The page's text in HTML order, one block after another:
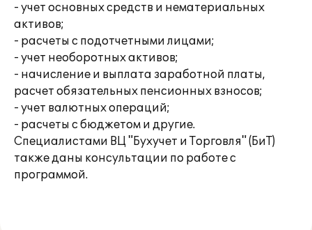
- учет основных средств и нематериальных
активов;
- расчеты с подотчетными лицами;
- учет необоротных активов;
- начисление и выплата заработной платы,
расчет обязательных пенсионных взносов;
- учет валютных операций;
- расчеты с бюджетом и другие.
Специалистами ВЦ "Бухучет и Торговля" (БиТ)
также даны консультации по работе с
программой.